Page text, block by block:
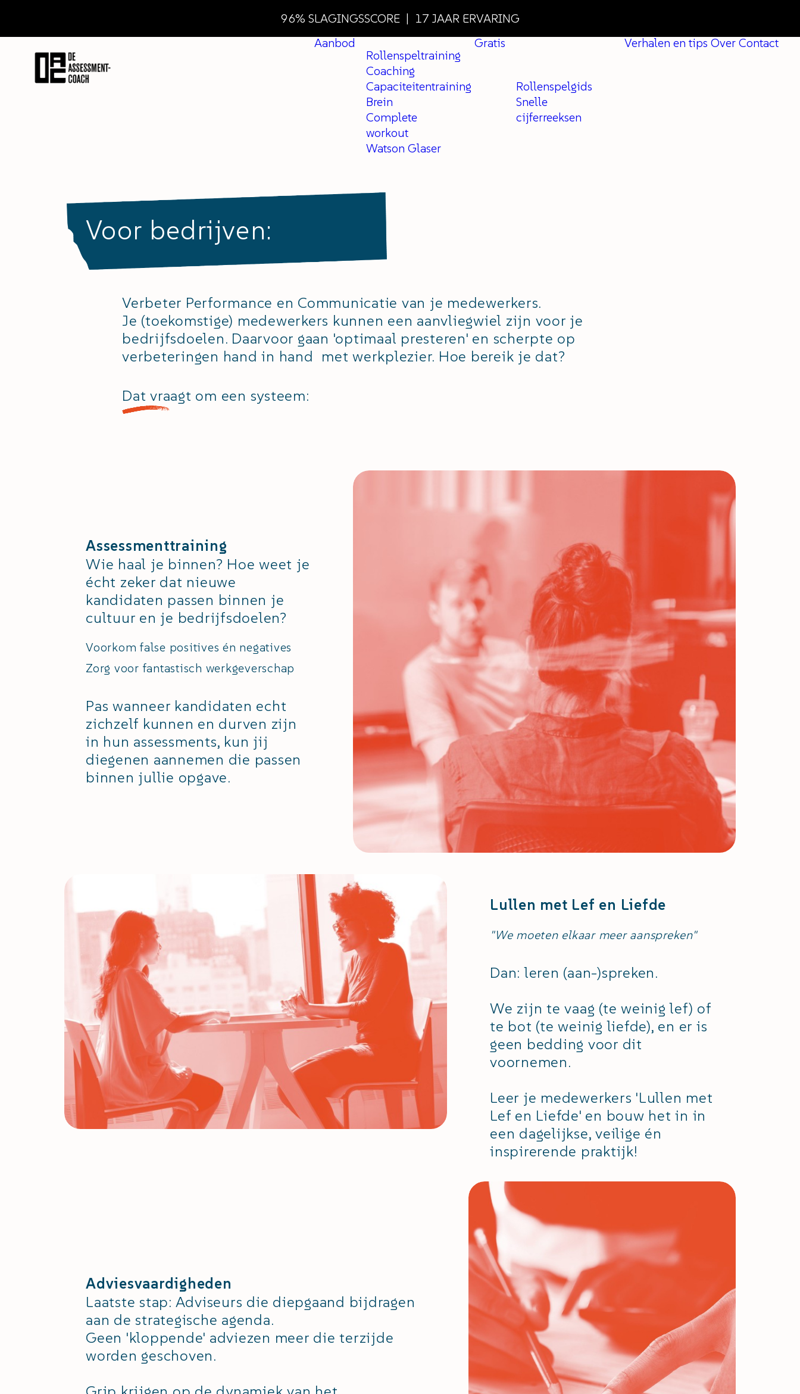
96% SLAGINGSSCORE | 17 JAAR ERVARING
Aanbod
Rollenspeltraining
Coaching
Capaciteitentraining
Brein
Complete
workout
Watson Glaser
Gratis
Rollenspelgids
Snelle
cijferreeksen
Verhalen en tips OverContact
Voor bedrijven:
Verbeter Performance en Communicatie van je medewerkers.
Je (toekomstige) medewerkers kunnen een aanvliegwiel zijn voor je
bedrijfsdoelen. Daarvoor gaan 'optimaal presteren' en scherpte op
verbeteringen hand in hand met werkplezier. Hoe bereik je dat?
Dat vraagt om een systeem:
Assessmenttraining
Wie haal je binnen? Hoe weet je
écht zeker dat nieuwe
kandidaten passen binnen je
cultuur en je bedrijfsdoelen?
Voorkom false positives én negatives
Zorg voor fantastisch werkgeverschap
Pas wanneer kandidaten echt
zichzelf kunnen en durven zijn
in hun assessments, kun jij
diegenen aannemen die passen
binnen jullie opgave.
Lullen met Lef en Liefde
"We moeten elkaar meer aanspreken"
Dan: leren (aan-)spreken.
We zijn te vaag (te weinig lef) of
te bot (te weinig liefde), en er is
geen bedding voor dit
voornemen.
Leer je medewerkers 'Lullen met
Lef en Liefde' en bouw het in in
een dagelijkse, veilige én
inspirerende praktijk!
Adviesvaardigheden
Laatste stap: Adviseurs die diepgaand bijdragen
aan de strategische agenda.
Geen 'kloppende' adviezen meer die terzijde
worden geschoven.